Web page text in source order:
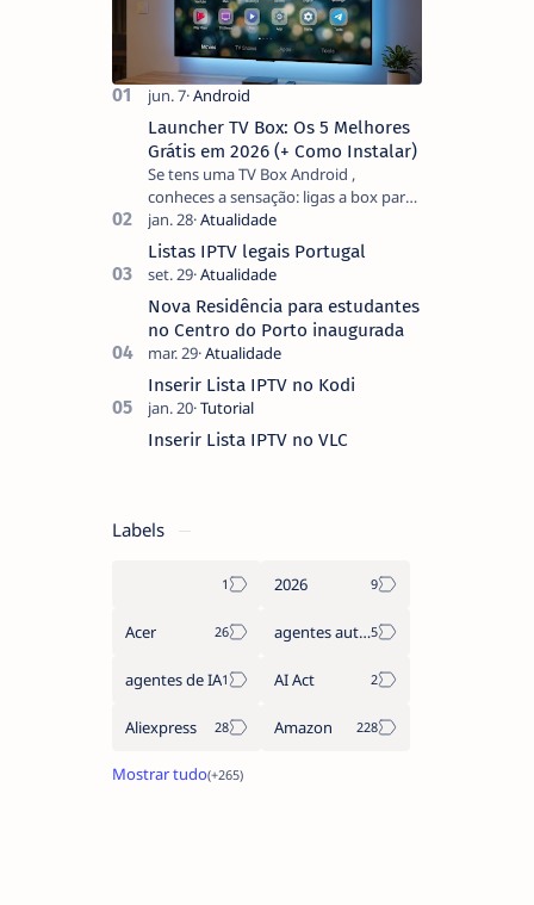
Launcher TV Box: Os 5 Melhores
Grátis em 2026 (+ Como Instalar)
Se tens uma TV Box Android ,
conheces a sensação: ligas a box para
ver um filme e o ecrã inicial está
coberto de sugestões que não
pediste, ban…
Listas IPTV legais Portugal
Nova Residência para estudantes
no Centro do Porto inaugurada
Inserir Lista IPTV no Kodi
Inserir Lista IPTV no VLC
Labels
2026
Acer agentes autónomos
agentes de IA AI Act
Aliexpress Amazon